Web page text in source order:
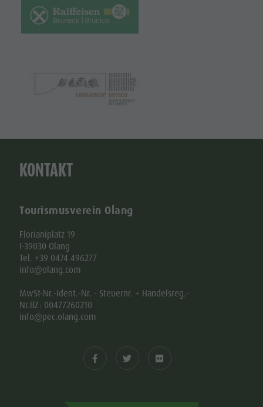
KONTAKT
Tourismusverein Olang
Florianiplatz 19
I-39030 Olang
Tel. +39 0474 496277
info@olang.com
MwSt-Nr.-Ident.-Nr. - Steuernr. + Handelsreg.-
Nr.BZ: 00477260210
info@pec.olang.com